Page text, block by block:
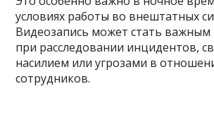
условиях работы во внештатных
Видеозапись может стать важным
при расследовании инцидентов,
насилием или угрозами в
сотрудников.